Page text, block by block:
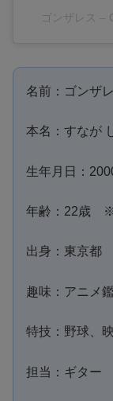
ゴンザレス –
名前：ゴンザ
本名：すなが
生年月日：
年齢：22歳
出身：東京都
趣味：アニメ
特技：野球、
担当：ギター